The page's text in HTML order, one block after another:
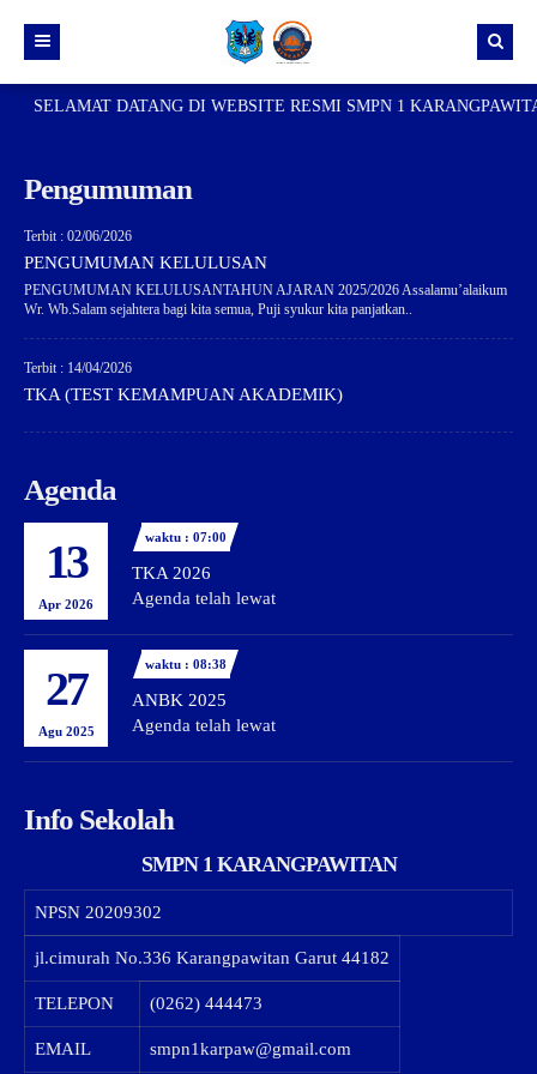
Beranda
Berita karangpawitan satu
Silis (Siswa menulis)
Lidah (Liputan dalam sekolah)
Lurah (Liputan luar sekolah)
Tentang Kami
Sejarah Sekolah
Visi Misi dan Tujuan Sekolah
Staff TU dan kepegawaian
Profil Sekolah
Log in
SELAMAT DATANG DI WEBSITE RESMI SMPN 1
Pengumuman
Terbit : 02/06/2026
PENGUMUMAN KELULUSAN
PENGUMUMAN KELULUSANTAHUN AJARAN 2025/2026 Assalamu’alaikum
Wr. Wb.Salam sejahtera bagi kita semua, Puji syukur kita panjatkan..
Terbit : 14/04/2026
TKA (TEST KEMAMPUAN AKADEMIK)
Agenda
13
Apr 2026
waktu : 07:00
TKA 2026
Agenda telah lewat
27
Agu 2025
waktu : 08:38
ANBK 2025
Agenda telah lewat
Info Sekolah
SMPN 1 KARANGPAWITAN
NPSN 20209302
jl.cimurah No.336 Karangpawitan Garut 44182
TELEPON (0262) 444473
EMAIL smpn1karpaw@gmail.com